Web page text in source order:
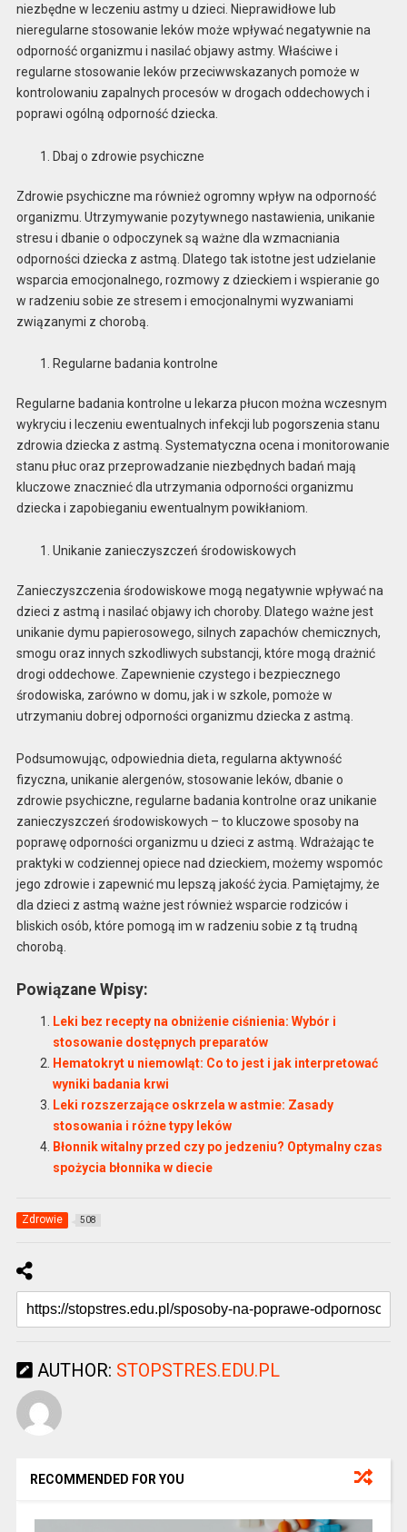
niezbędne w leczeniu astmy u dzieci. Nieprawidłowe lub
nieregularne stosowanie leków może wpływać negatywnie na
odporność organizmu i nasilać objawy astmy. Właściwe i
regularne stosowanie leków przeciwwskazanych pomoże w
kontrolowaniu zapalnych procesów w drogach oddechowych i
poprawi ogólną odporność dziecka.
Dbaj o zdrowie psychiczne
Zdrowie psychiczne ma również ogromny wpływ na odporność
organizmu. Utrzymywanie pozytywnego nastawienia, unikanie
stresu i dbanie o odpoczynek są ważne dla wzmacniania
odporności dziecka z astmą. Dlatego tak istotne jest udzielanie
wsparcia emocjonalnego, rozmowy z dzieckiem i wspieranie go
w radzeniu sobie ze stresem i emocjonalnymi wyzwaniami
związanymi z chorobą.
Regularne badania kontrolne
Regularne badania kontrolne u lekarza płucon można wczesnym
wykryciu i leczeniu ewentualnych infekcji lub pogorszenia stanu
zdrowia dziecka z astmą. Systematyczna ocena i monitorowanie
stanu płuc oraz przeprowadzanie niezbędnych badań mają
kluczowe znacznieć dla utrzymania odporności organizmu
dziecka i zapobieganiu ewentualnym powikłaniom.
Unikanie zanieczyszczeń środowiskowych
Zanieczyszczenia środowiskowe mogą negatywnie wpływać na
dzieci z astmą i nasilać objawy ich choroby. Dlatego ważne jest
unikanie dymu papierosowego, silnych zapachów chemicznych,
smogu oraz innych szkodliwych substancji, które mogą drażnić
drogi oddechowe. Zapewnienie czystego i bezpiecznego
środowiska, zarówno w domu, jak i w szkole, pomoże w
utrzymaniu dobrej odporności organizmu dziecka z astmą.
Podsumowując, odpowiednia dieta, regularna aktywność
fizyczna, unikanie alergenów, stosowanie leków, dbanie o
zdrowie psychiczne, regularne badania kontrolne oraz unikanie
zanieczyszczeń środowiskowych – to kluczowe sposoby na
poprawę odporności organizmu u dzieci z astmą. Wdrażając te
praktyki w codziennej opiece nad dzieckiem, możemy wspomóc
jego zdrowie i zapewnić mu lepszą jakość życia. Pamiętajmy, że
dla dzieci z astmą ważne jest również wsparcie rodziców i
bliskich osób, które pomogą im w radzeniu sobie z tą trudną
chorobą.
Powiązane Wpisy:
Leki bez recepty na obniżenie ciśnienia: Wybór i
stosowanie dostępnych preparatów
Hematokryt u niemowląt: Co to jest i jak interpretować
wyniki badania krwi
Leki rozszerzające oskrzela w astmie: Zasady
stosowania i różne typy leków
Błonnik witalny przed czy po jedzeniu? Optymalny czas
spożycia błonnika w diecie
Zdrowie 508
AUTHOR: STOPSTRES.EDU.PL
RECOMMENDED FOR YOU